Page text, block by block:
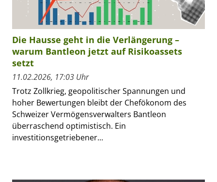
Die Hausse geht in die Verlängerung –
warum Bantleon jetzt auf Risikoassets
setzt
11.02.2026, 17:03 Uhr
Trotz Zollkrieg, geopolitischer Spannungen und
hoher Bewertungen bleibt der Chefökonom des
Schweizer Vermögensverwalters Bantleon
überraschend optimistisch. Ein
investitionsgetriebener...